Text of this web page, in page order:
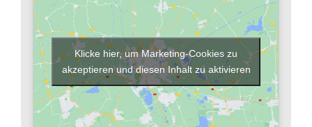
Theater
Volleyball Damen
Freizeit
Partner, Freunde & Links
Klicke hier, um Marketing-Cookies zu
akzeptieren und diesen Inhalt zu aktivieren